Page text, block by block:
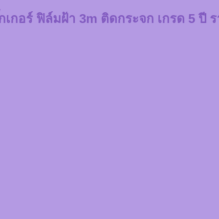
กอร์ ฟิล์มฝ้า 3m ติดกระจก เกรด 5 ปี